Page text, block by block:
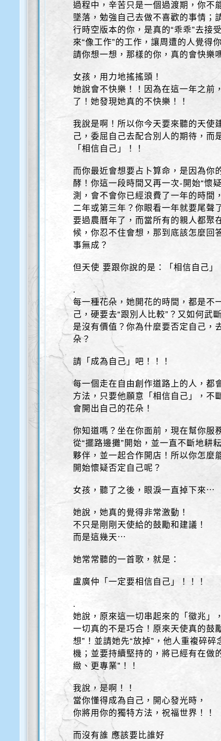
過程中，辛苦只是一個過渡期，你不
墜落，勉強自己去做不喜歡的事情；
行時空版本的你，是真的“乖乖”去接
來“像工作”的工作，讓周遭的人覺得
請你想一想，那樣的你，真的會快樂
女孩，用力地搖搖頭！
她說會不快樂！！因為在這一年之前
了！她發現她真的不快樂！！
我說是啊！所以你今天要來聽的天使
己，委屈自己去配合別人的期待，而
「相信自己」！！
而你最近會想要占卜算命，是因為你
酵！你這一段時間又再一次-開始“懷
測，會不會你已經浪費了一年的時間
二年或第三年？你眼看一年就要尾聲
要過農曆年了，而當所有的親人都聚
候，你忍不住會想，那到底該怎麼回
事無成？
但天使 要跟你說的是：「相信自己」
.
每一種花朵，她開花的時間，都是不
己，硬要去“跟別人比較”？又如何武
是沒有價值？你為什麼要否定自己，
朵？
請「成為自己」吧！！！
每一個走在自由創作道路上的人，都
方法，只要他願意「相信自己」，不
會開出自己的花朵！
你知道嗎？坐在你面前，現在幫你服
從“擺路邊攤”開始，並一直不斷地耕
夥伴，並一起合作開店！所以你怎麼
開始懷疑否定自己呢？
女孩，聽了之後，眼淚一直掉下來⋯
她說，她真的覺得非常激動！
不只是剛剛天使給的鼓勵和建議！
而是這幾天⋯
她常常聽的一首歌，就是：
盧廣仲「一定要相信自己」！！！
.
她說，原來這一切串起來的「徵兆」
一切真的不是巧合！原來天使真的鼓
想”！並請她先“放掉”，他人重複碎
機；並要持續堅持的，將已經有在做
緻、更專業”！！
我說，是啊！！
當你懂得成為自己，開心發光時，
你將用你的獨特方法，祝福世界！！
而沒有誰 應該要比誰好